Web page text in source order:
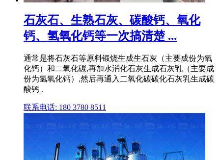
石灰石、生熟石灰、碳酸钙、氧化
钙、氢氧化钙等一次搞清楚 ...
通常是将石灰石等原料锻烧生成生石灰（主要成份为氧
化钙）和二氧化碳,再加水消化石灰生成石灰乳（主要成
份为氢氧化钙）,然后再通入二氧化碳碳化石灰乳生成碳
酸钙 .
联系电话: 180 3780 8511